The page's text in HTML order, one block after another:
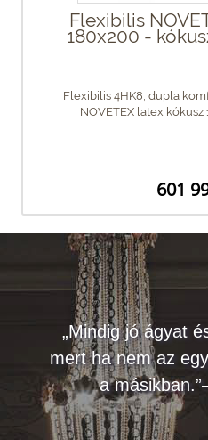
Flexibilis
180x200 -
Flexibilis 4HK8, dupla
NOVETEX latex kókusz
601
„Mindig jó ágyat
mert ha nem az
a